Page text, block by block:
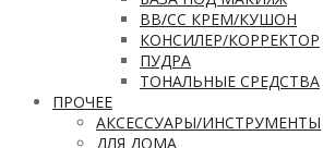
ВВ/CC КРЕМ/КУШОН
КОНСИЛЕР/КОРРЕКТОР
ПУДРА
ТОНАЛЬНЫЕ СРЕДСТВА
ПРОЧЕЕ
АКСЕССУАРЫ/ИНСТРУМЕНТЫ
ДЛЯ ДОМА